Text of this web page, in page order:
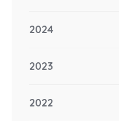
2024
2023
2022